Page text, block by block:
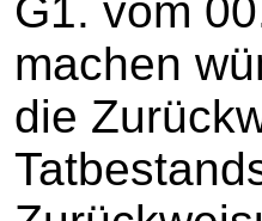
G1. vom
machen
die